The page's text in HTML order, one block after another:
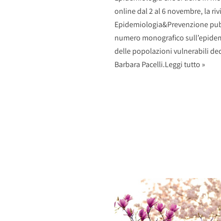
online dal 2 al 6 novembre, la
Epidemiologia&Prevenzione
numero monografico
delle popolazioni vulnerabili
Barbara Pacelli.Leggi tutto »